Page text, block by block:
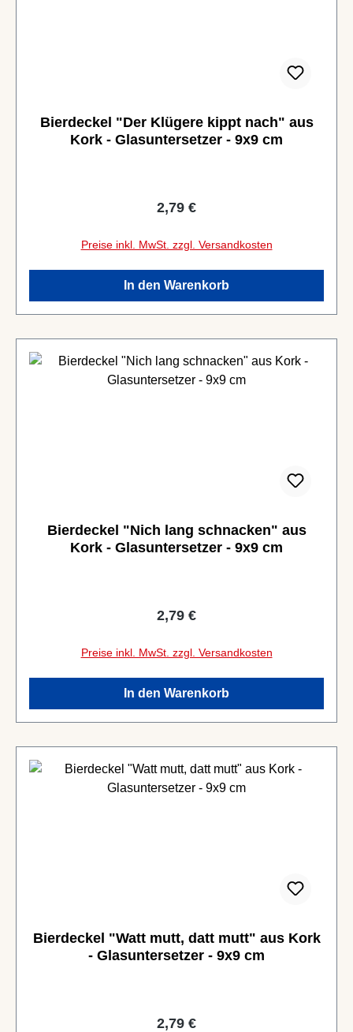
Bierdeckel "Der Klügere kippt nach" aus
Kork - Glasuntersetzer - 9x9 cm
Regulärer Preis:
2,79 €
Preise inkl. MwSt. zzgl. Versandkosten
In den Warenkorb
Bierdeckel "Nich lang schnacken" aus
Kork - Glasuntersetzer - 9x9 cm
Regulärer Preis:
2,79 €
Preise inkl. MwSt. zzgl. Versandkosten
In den Warenkorb
Bierdeckel "Watt mutt, datt mutt" aus Kork
- Glasuntersetzer - 9x9 cm
Regulärer Preis:
2,79 €